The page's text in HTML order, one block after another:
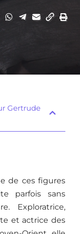
Gertrude
de ces figures
parfois sans
Exploratrice,
et actrice des